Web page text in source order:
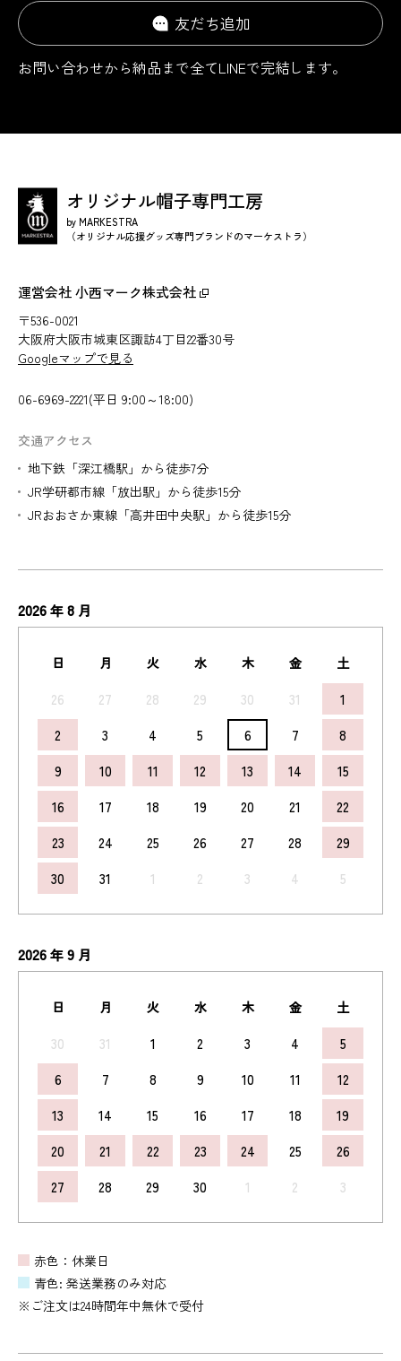
友だち追加
お問い合わせから納品まで全てLINEで完結します。
オリジナル帽子専門工房
by MARKESTRA
（オリジナル応援グッズ専門ブランドのマーケストラ）
運営会社 小西マーク株式会社
〒536-0021
大阪府大阪市城東区諏訪4丁目22番30号
Googleマップで見る
06-6969-2221(平日 9:00～18:00)
交通アクセス
地下鉄「深江橋駅」から徒歩7分
JR学研都市線「放出駅」から徒歩15分
JRおおさか東線「高井田中央駅」から徒歩15分
2026年8 月
日 月 火 水 木 金 土
26 27 28 29 30 31
1
2
3 4 5 6 7
8
9
10 11 12 13 14
15
16
17 18 19 20 21
22
23
24 25 26 27 28
29
30
31 1 2 3 4 5
2026年9 月
日 月 火 水 木 金 土
30 31 1 2 3 4
5
6
7 8 9 10 11
12
13
14 15 16 17 18
19
20
21 22 23 24 25
26
27
28 29 30 1 2 3
赤色：休業日
青色: 発送業務のみ対応
※ご注文は24時間年中無休で受付